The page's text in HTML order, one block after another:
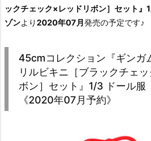
ックチェック×レッドリボン］セット』
ゾンより 2020年07月発売の予定です♪
45cmコレクション『ギンガ
リルビキニ［ブラックチェ
ボン］セット』1/3 ドール服
《2020年07月予約》